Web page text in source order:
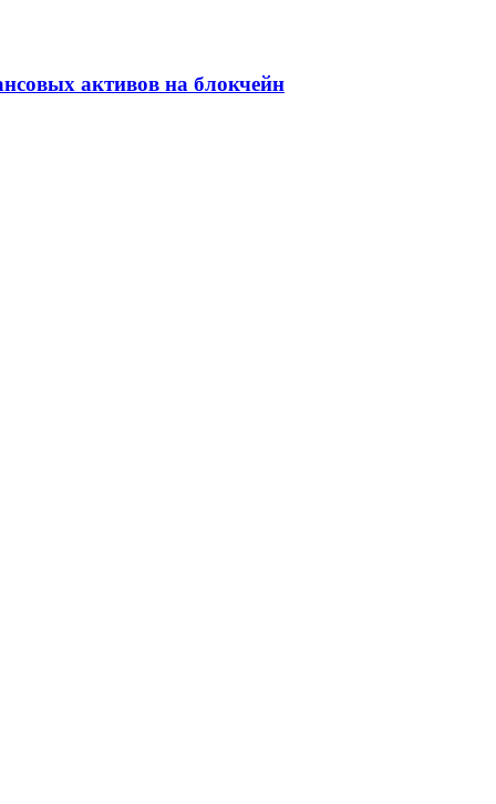
активов на блокчейн